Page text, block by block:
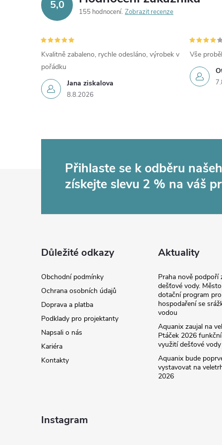
5,0
155 hodnocení Zobrazit recenze
Jana ziskalova
8.8.2026
Kvalitně zabaleno, rychle odesláno, výrobek v
pořádku
Vše
Přihlaste se k odběru
získejte slevu 2 % na váš
Důležité odkazy
Obchodní podmínky
Ochrana osobních údajů
Doprava a platba
Podklady pro projektanty
Napsali o nás
Kariéra
Kontakty
Aktuality
Praha nově podpoří
dešťové vody.
dotační program pro
hospodaření se
vodou
Aquanix zaujal na
Ptáček 2026
využití dešťové vody
Aquanix bude
vystavovat na
2026
Instagram